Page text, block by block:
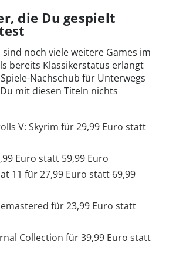
die Du gespielt
noch viele weitere Games im
bereits Klassikerstatus erlangt
Nachschub für Unterwegs
mit diesen Titeln nichts
V: Skyrim für 29,99 Euro statt
Euro statt 59,99 Euro
11 für 27,99 Euro statt 69,99
für 23,99 Euro statt
Collection für 39,99 Euro statt